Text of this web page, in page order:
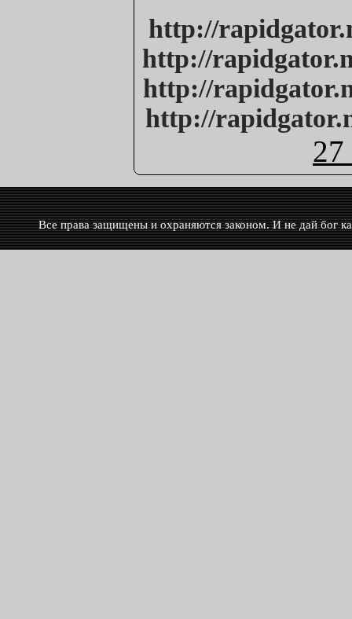
http://
http://
http://
http://
27
Все права защищены и охраняются законом. И не дай бог